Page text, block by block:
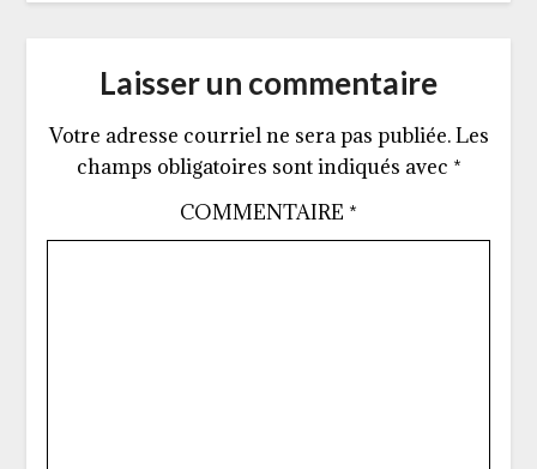
Laisser un commentaire
Votre adresse courriel ne sera pas publiée. Les
champs obligatoires sont indiqués avec *
COMMENTAIRE *